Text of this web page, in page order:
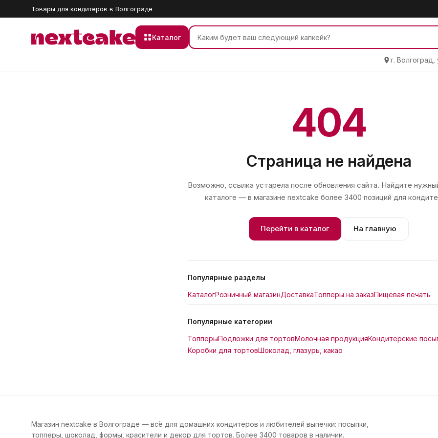
Товары для кондитеров в Волгограде
Каталог
г.
404
Страница не найдена
Возможно, ссылка устарела после обновления сайта. Найдите
каталоге — в магазине nextcake более 3400 позиций для
Перейти в каталог На главную
Популярные разделы
КаталогРозничный магазинДоставкаТопперы на заказПищевая печать
Популярные категории
ТопперыПодложки для тортовМолочная продукцияКондитерские
Коробки для тортовШоколад, глазурь, какао
Магазин nextcake в Волгограде — всё для домашних кондитеров и любителей выпечки: посыпки,
топперы, шоколад, формы, красители и декор для тортов. Более 3400 товаров в наличии.